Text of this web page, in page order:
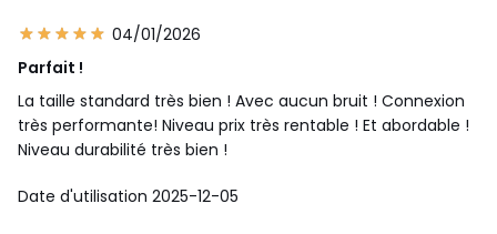
04/01/2026
Parfait !
La taille standard très bien ! Avec aucun bruit ! Connexion
très performante! Niveau prix très rentable ! Et abordable !
Niveau durabilité très bien !
Date d'utilisation 2025-12-05